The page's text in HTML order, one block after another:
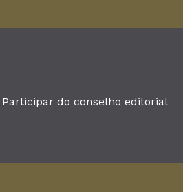
Participar do conselho editorial